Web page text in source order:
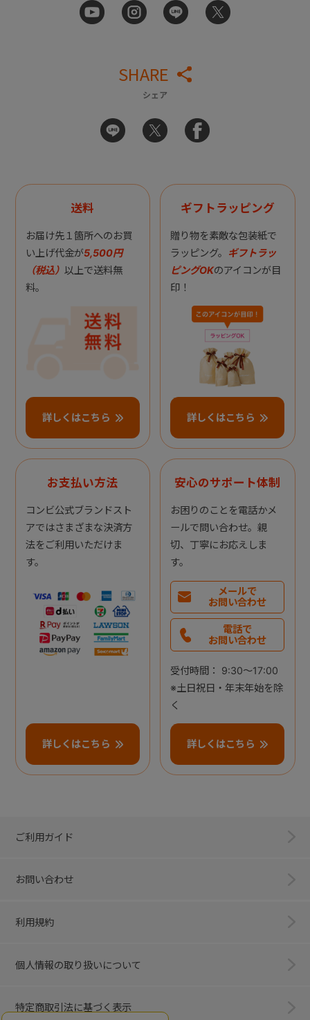
SHARE
シェア
送料
お届け先１箇所へのお買
い上げ代金が5,500円
（税込） 以上で送料無
料。
詳しくはこちら
ギフトラッピング
贈り物を素敵な包装紙で
ラッピング。 ギフトラッ
ピングOKのアイコンが目
印！
詳しくはこちら
お支払い方法
コンビ公式ブランドスト
アではさまざまな決済方
法をご利用いただけま
す。
詳しくはこちら
安心のサポート体制
お困りのことを電話かメ
ールで問い合わせ。親
切、丁寧にお応えしま
す。
メールで
お問い合わせ
電話で
お問い合わせ
受付時間： 9:30～17:00
※土日祝日・年末年始を除
く
詳しくはこちら
ご利用ガイド
お問い合わせ
利用規約
個人情報の取り扱いについて
特定商取引法に基づく表示